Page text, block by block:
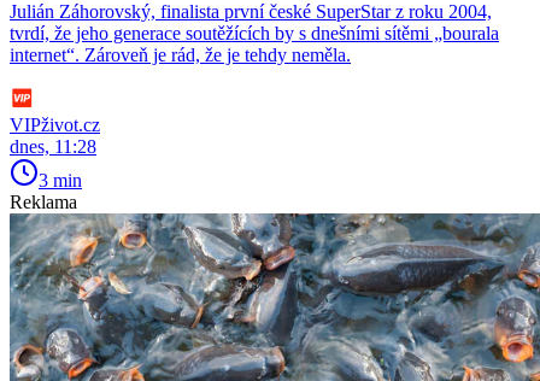
Julián Záhorovský, finalista první české SuperStar z roku 2004,
tvrdí, že jeho generace soutěžících by s dnešními sítěmi „bourala
internet“. Zároveň je rád, že je tehdy neměla.
VIPživot.cz
dnes, 11:28
3 min
Reklama